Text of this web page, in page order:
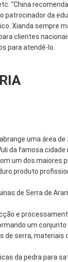
“China
da
Xianda sempre
clientes
para atendê-lo.
uma área
da famosa
um dos maiores
produto
de Serra de
e
um
serra, materiais
da pedra para